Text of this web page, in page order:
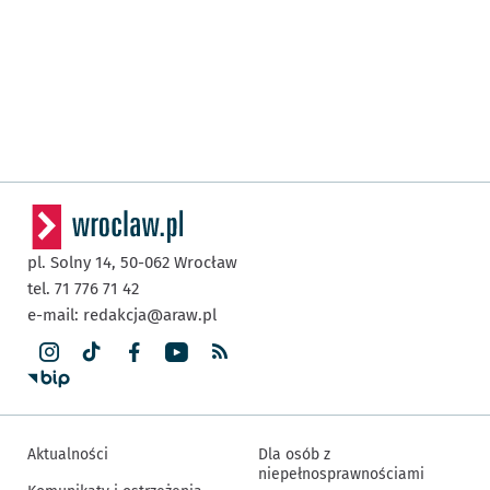
pl. Solny 14, 50-062 Wrocław
tel. 71 776 71 42
e-mail: redakcja@araw.pl
Aktualności
Dla osób z
niepełnosprawnościami